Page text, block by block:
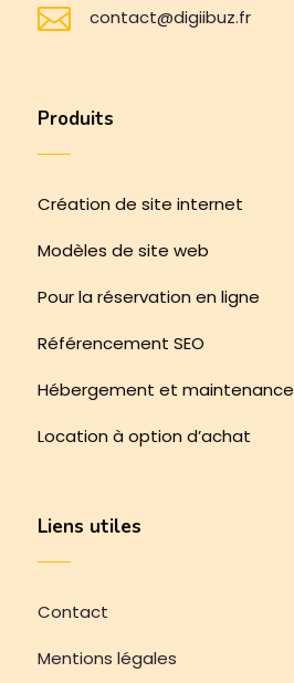
 contact@digiibuz.fr
Produits
Création de site internet
Modèles de site web
Pour la réservation en ligne
Référencement SEO
Hébergement et maintenance
Location à option d’achat
Liens utiles
Contact
Mentions légales